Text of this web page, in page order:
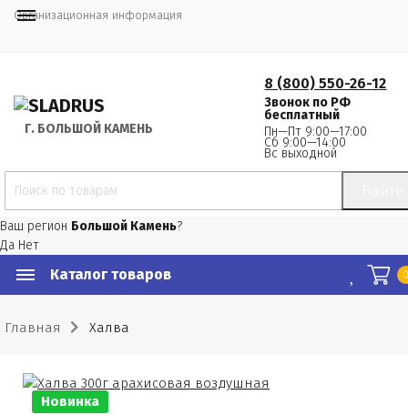
Организационная информация
Г. БОЛЬШОЙ КАМЕНЬ
8 (800) 550-26-12
Звонок по РФ
бесплатный
Пн—Пт 9:00—17:00
Сб 9:00—14:00
Вс выходной
Ваш регион Большой Камень?
Да Нет
Каталог товаров
Главная Халва
Новинка